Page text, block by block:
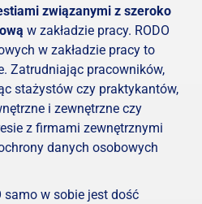
związanymi z szeroko
w zakładzie pracy. RODO
w zakładzie pracy to
Zatrudniając pracowników,
stażystów czy praktykantów,
i zewnętrzne czy
z firmami zewnętrznymi
danych osobowych
samo w sobie jest dość